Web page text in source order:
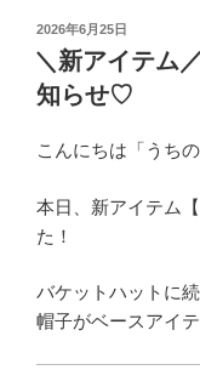
投
稿
日:
2026年6月25日
＼新アイテム
知らせ♡
こんにちは「うち
本日、新アイテム
た！
バケットハットに
帽子がベースアイ